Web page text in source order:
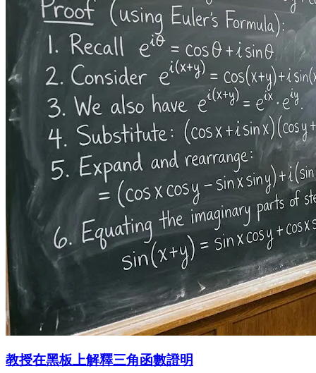
教授在黑板上解釋三角函數證明